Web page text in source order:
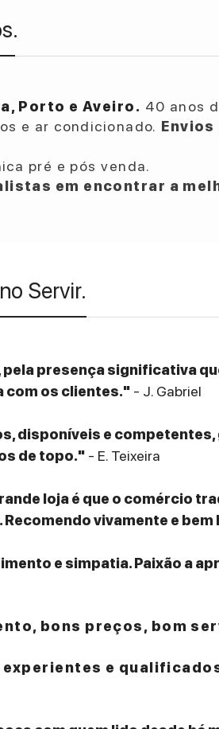
Porto e Aveiro. 40 anos
e ar condicionado.
pré e pós venda.
em encontrar a
no Servir.
pela presença significativa
com os clientes." - J. Gabriel
disponíveis e
de topo." - E. Teixeira
loja é que o comércio
vivamente e bem
e simpatia. Paixão a
bons preços, bom
e